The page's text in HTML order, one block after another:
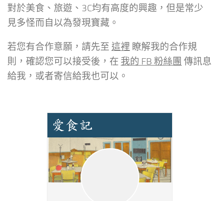
對於美食、旅遊、3C均有高度的興趣，但是常少
見多怪而自以為發現寶藏。
若您有合作意願，請先至 這裡 瞭解我的合作規
則，確認您可以接受後，在 我的 FB 粉絲團 傳訊息
給我，或者寄信給我也可以。